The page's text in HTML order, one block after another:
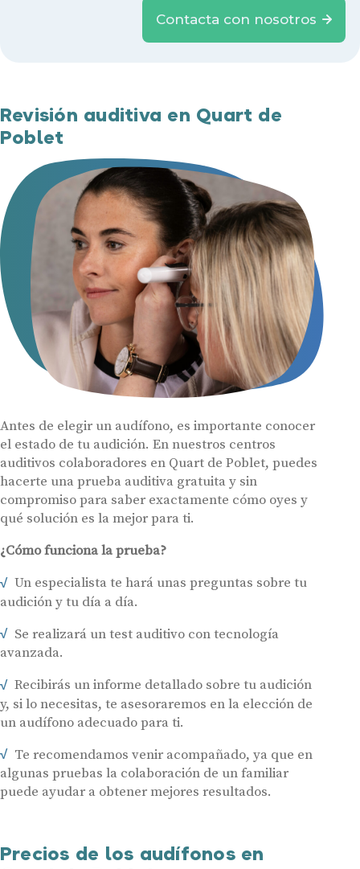
Contacta con nosotros
Revisión auditiva en Quart de
Poblet
Antes de elegir un audífono, es importante conocer
el estado de tu audición. En nuestros centros
auditivos colaboradores en Quart de Poblet, puedes
hacerte una prueba auditiva gratuita y sin
compromiso para saber exactamente cómo oyes y
qué solución es la mejor para ti.
¿Cómo funciona la prueba?
Un especialista te hará unas preguntas sobre tu
audición y tu día a día.
Se realizará un test auditivo con tecnología
avanzada.
Recibirás un informe detallado sobre tu audición
y, si lo necesitas, te asesoraremos en la elección de
un audífono adecuado para ti.
Te recomendamos venir acompañado, ya que en
algunas pruebas la colaboración de un familiar
puede ayudar a obtener mejores resultados.
Precios de los audífonos en
Gafas auditivas
Centros Auditivos
Ayudas y subvenciones
Hasta un 60% de descuento en tus